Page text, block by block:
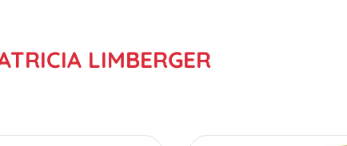
LIMBERGER